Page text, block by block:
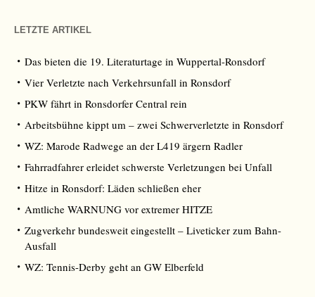
LETZTE ARTIKEL
Das bieten die 19. Literaturtage in Wuppertal-Ronsdorf
Vier Verletzte nach Verkehrsunfall in Ronsdorf
PKW fährt in Ronsdorfer Central rein
Arbeitsbühne kippt um – zwei Schwerverletzte in Ronsdorf
WZ: Marode Radwege an der L419 ärgern Radler
Fahrradfahrer erleidet schwerste Verletzungen bei Unfall
Hitze in Ronsdorf: Läden schließen eher
Amtliche WARNUNG vor extremer HITZE
Zugverkehr bundesweit eingestellt – Liveticker zum Bahn-
Ausfall
WZ: Tennis-Derby geht an GW Elberfeld